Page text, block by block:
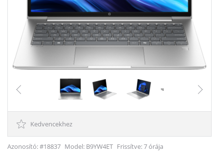
Kedvencekhez
Azonosító: #18837 Model: B9YW4ET Frissítve: 7 órája